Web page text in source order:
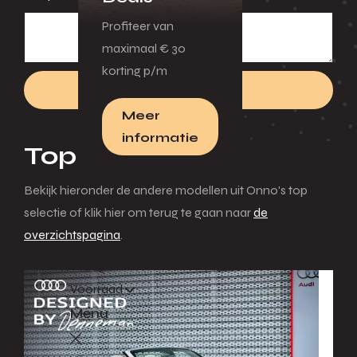
Profiteer van
maximaal € 30
korting p/m
Meer
informatie
Zakelijk
Menu
Terug
Voorraad
Menu
Top selectie.
Bekijk hieronder de andere modellen uit Onno's top
selectie of klik hier om terug te gaan naarde
overzichtspagina